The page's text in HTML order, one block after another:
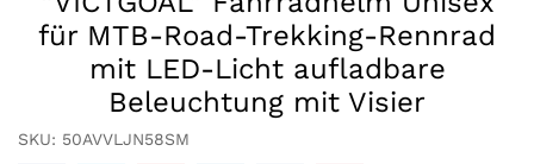
für MTB-Road-Trekking-Rennrad
mit LED-Licht aufladbare
Beleuchtung mit Visier
SKU: 50AVVLJN58SM